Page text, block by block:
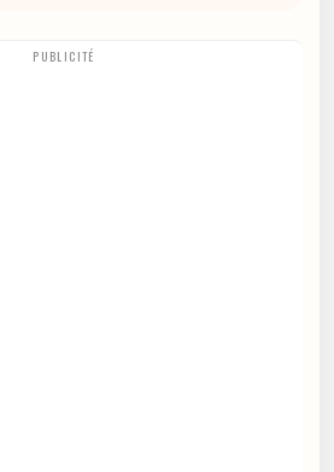
PUBLICITÉ